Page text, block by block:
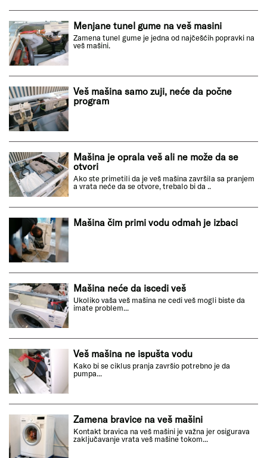
Menjane tunel gume na veš masini
Zamena tunel gume je jedna od najčešćih popravki na
veš mašini.
Veš mašina samo zuji, neće da počne
program
Mašina je oprala veš ali ne može da se
otvori
Ako ste primetili da je veš mašina završila sa pranjem
a vrata neće da se otvore, trebalo bi da ..
Mašina čim primi vodu odmah je izbaci
Mašina neće da iscedi veš
Ukoliko vaša veš mašina ne cedi veš mogli biste da
imate problem...
Veš mašina ne ispušta vodu
Kako bi se ciklus pranja završio potrebno je da
pumpa...
Zamena bravice na veš mašini
Kontakt bravica na veš mašini je važna jer osigurava
zaključavanje vrata veš mašine tokom...